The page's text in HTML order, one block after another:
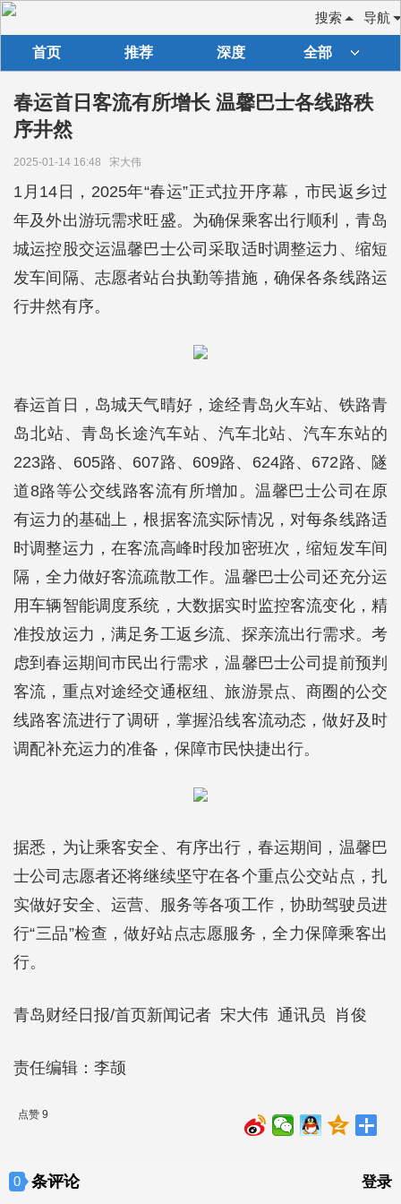
导航
搜索
首页 推荐 深度 全部
春运首日客流有所增长 温馨巴士各线路秩
序井然
2025-01-14 16:48 宋大伟
1月14日，2025年“春运”正式拉开序幕，市民返乡过
年及外出游玩需求旺盛。为确保乘客出行顺利，青岛
城运控股交运温馨巴士公司采取适时调整运力、缩短
发车间隔、志愿者站台执勤等措施，确保各条线路运
行井然有序。
春运首日，岛城天气晴好，途经青岛火车站、铁路青
岛北站、青岛长途汽车站、汽车北站、汽车东站的
223路、605路、607路、609路、624路、672路、隧
道8路等公交线路客流有所增加。温馨巴士公司在原
有运力的基础上，根据客流实际情况，对每条线路适
时调整运力，在客流高峰时段加密班次，缩短发车间
隔，全力做好客流疏散工作。温馨巴士公司还充分运
用车辆智能调度系统，大数据实时监控客流变化，精
准投放运力，满足务工返乡流、探亲流出行需求。考
虑到春运期间市民出行需求，温馨巴士公司提前预判
客流，重点对途经交通枢纽、旅游景点、商圈的公交
线路客流进行了调研，掌握沿线客流动态，做好及时
调配补充运力的准备，保障市民快捷出行。
据悉，为让乘客安全、有序出行，春运期间，温馨巴
士公司志愿者还将继续坚守在各个重点公交站点，扎
实做好安全、运营、服务等各项工作，协助驾驶员进
行“三品”检查，做好站点志愿服务，全力保障乘客出
行。
青岛财经日报/首页新闻记者 宋大伟 通讯员 肖俊
责任编辑：李颉
点赞 9
0 条评论 登录